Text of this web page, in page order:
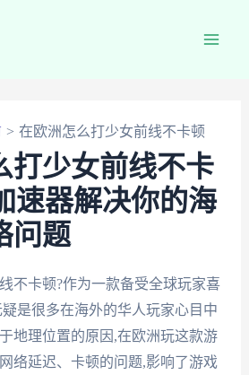
在欧洲怎么打少女前线不卡顿
打少女前线不卡
速器解决你的海
问题
不卡顿?作为一款备受全球玩家喜
是很多在海外的华人玩家心目中
地理位置的原因,在欧洲玩这款游
络延迟、卡顿的问题,影响了游戏